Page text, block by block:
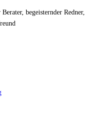
begeisternder Redner,